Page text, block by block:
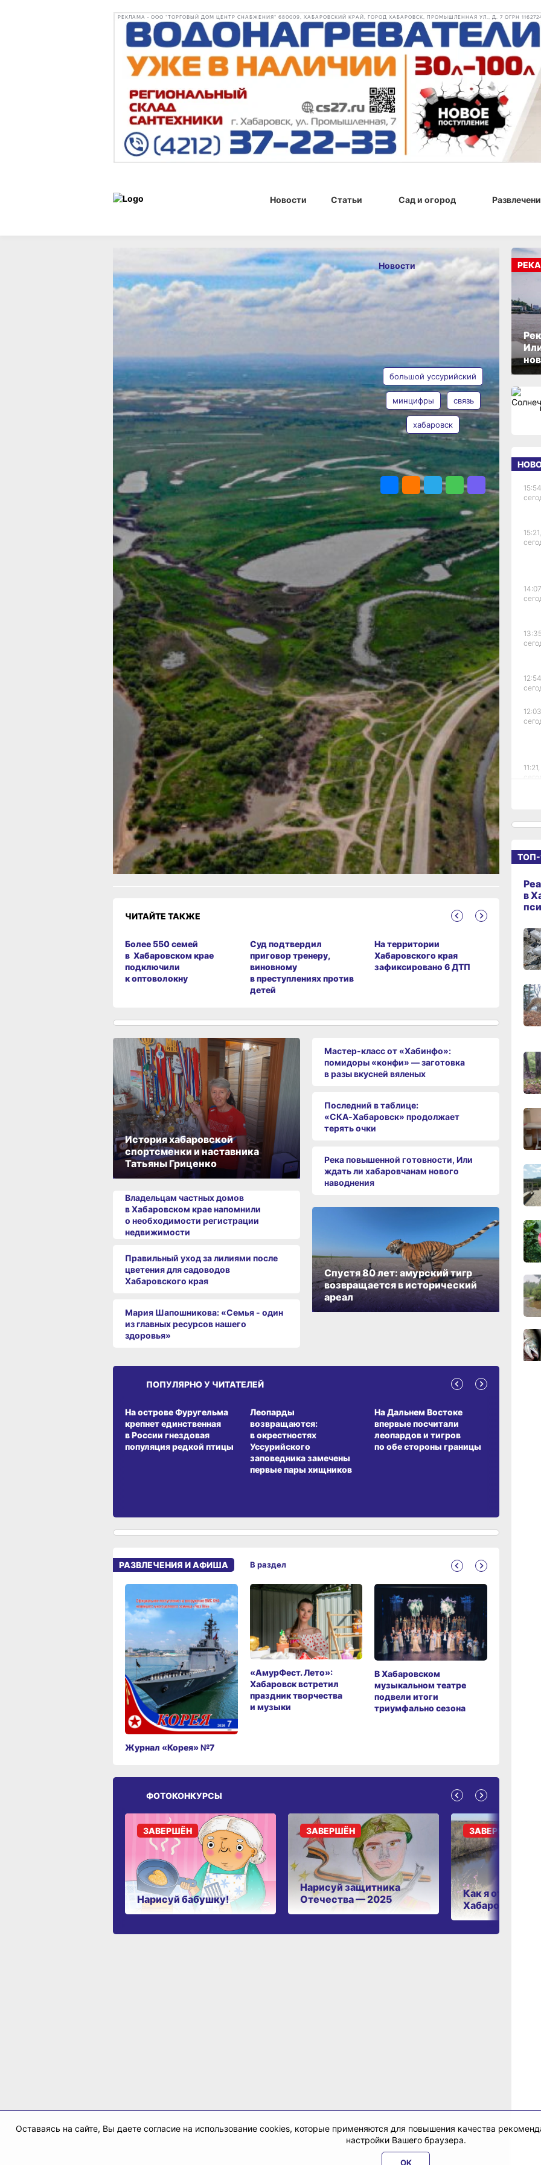
РЕКЛАМА • ООО "ТОРГОВЫЙ ДОМ ЦЕНТР СНАБЖЕНИЯ" 680009, ХАБАРОВСКИЙ КРАЙ, ГОРОД ХАБАРОВСК, ПРОМЫШЛЕННАЯ УЛ., Д. 7 ОГРН
Новости Статьи Сад и огород
30 июля 2025 г., 18:20
На Большом
Уссурийском
острове рядом
с Хабаровском
появилась связь
4G
Проведение современной связи ускорит
развитие острова
Фото: Пресс-служба правительства
Хабаровского края
Один из операторов "большой четвёрки"
обеспечил покрытие 4G на острове
Большой Уссурийский в Хабаровском
крае, сообщает пресс-служба
регионального правительства.
Это часть масштабного проекта
по развитию острова, который призван
укрепить экономические связи России
с Азией. Проект реализуется совместно
с Китаем по поручению Президента
Российской Федерации Владимира
Путина.
В министерстве цифрового развития
Хабаровского края отметили, что вопрос
развития Большого Уссурийского
обсуждался давно, но решение
Президента на ВЭФ-2024 дало импульс
проекту. Появление связи 4G упростит
строительство и логистику на острове, а
в будущем привлечёт инвесторов
и бизнес.
Связью смогут пользоваться строители
нового пункта пропуска и туристы,
посещающие остров. Ранее минцифры
края обсуждало с операторами поэтапное
развитие телекоммуникаций на острове
и прилегающих дорогах.
Читайте нас в соцсетях: ВКонтакте,
Одноклассники, Телеграмили
Яндекс.ДзениМАКС
Как вам материал?
Огонь!
Супер
Удивило
Грустно Злость Разочарование
Новости
ОПУБЛИКОВАНО
30 июля 2025 г., 18:20
АВТОР
Анна Лесив
ТЕГИ
большой уссурийский
минцифры связь
хабаровск
ПОДЕЛИТЬСЯ
ЧИТАЙТЕ ТАКЖЕ
Более 550 семей
в Хабаровском крае
подключили
к оптоволокну
Суд подтвердил
приговор тренеру,
виновному
в преступлениях против
детей
На территории
Хабаровского края
зафиксировано 6 ДТП
В
История хабаровской
спортсменки и наставника
Татьяны Гриценко
Владельцам частных домов
в Хабаровском крае напомнили
о необходимости регистрации
недвижимости
Правильный уход за лилиями после
цветения для садоводов
Хабаровского края
Мария Шапошникова: «Семья - один
из главных ресурсов нашего
здоровья»
Мастер-класс от «Хабинфо»:
помидоры «конфи» — заготовка
в разы вкусней вяленых
Последний в таблице:
«СКА‑Хабаровск» продолжает
терять очки
Река повышенной готовности, Или
ждать ли хабаровчанам нового
наводнения
Спустя 80 лет: амурский тигр
возвращается в исторический
ареал
ПОПУЛЯРНО У ЧИТАТЕЛЕЙ
На острове Фуругельма
крепнет единственная
в России гнездовая
популяция редкой птицы
Леопарды
возвращаются:
в окрестностях
Уссурийского
заповедника замечены
первые пары хищников
На Дальнем Востоке
впервые посчитали
леопардов и тигров
по обе стороны границы
РАЗВЛЕЧЕНИЯ И АФИША
Журнал «Корея» №7
«АмурФест. Лето»:
Хабаровск встретил
праздник творчества
и музыки
В Хабаровском
музыкальном театре
подвели итоги
триумфально сезона
В раздел
ФОТОКОНКУРСЫ
Нарисуй бабушку!
ЗАВЕРШЁН
Нарисуй защитника
Отечества — 2025
ЗАВЕРШЁН
Как я отдыхаю в
Хабаровском
ЗАВЕРШЁН
15:21,
11:21,
17:31,
16:51,
ТОП-
в
Оставаясь на сайте, Вы даете согласие на использование cookies, которые применяются для повышения качества
настройки Вашего браузера.
OK